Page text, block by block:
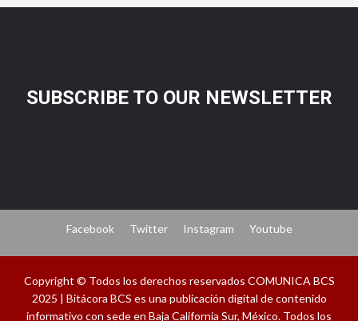
SUBSCRIBE TO OUR NEWSLETTER
Facebook Twitter Instagram Youtube
Copyright © Todos los derechos reservados COMUNICA BCS
2025 | Bitácora BCS es una publicación digital de contenido
informativo con sede en Baja California Sur, México. Todos los